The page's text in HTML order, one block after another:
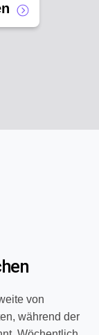
von
während der